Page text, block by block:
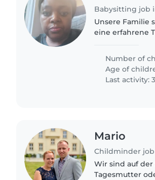
Babysitting job
Unsere Familie
eine erfahrene
Number of
Age of
Last activity:
Mario
Childminder
Wir sind auf
Tagesmutter